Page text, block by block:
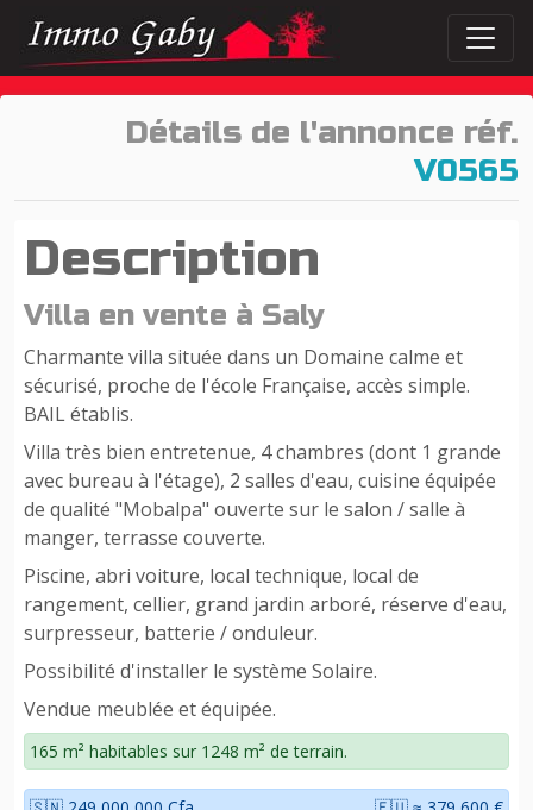
Détails de l'annonce réf.
V0565
Description
Villa en vente à Saly
Charmante villa située dans un Domaine calme et
sécurisé, proche de l'école Française, accès simple.
BAIL établis.
Villa très bien entretenue, 4 chambres (dont 1 grande
avec bureau à l'étage), 2 salles d'eau, cuisine équipée
de qualité "Mobalpa" ouverte sur le salon / salle à
manger, terrasse couverte.
Piscine, abri voiture, local technique, local de
rangement, cellier, grand jardin arboré, réserve d'eau,
surpresseur, batterie / onduleur.
Possibilité d'installer le système Solaire.
Vendue meublée et équipée.
165 m² habitables sur 1248 m² de terrain.